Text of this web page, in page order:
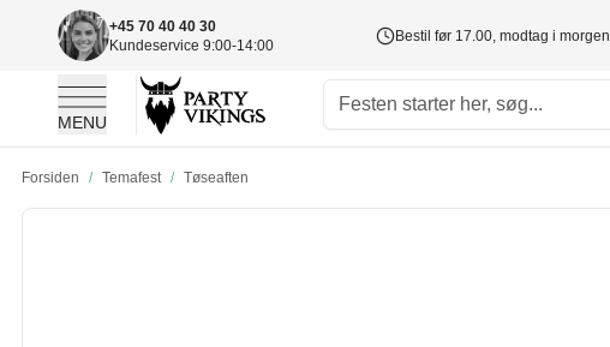
+45 70 40 40 30
Kundeservice 9:00-14:00
Bestil før 17.00, modtag i morgen
MENU
Forsiden / Temafest / Tøseaften